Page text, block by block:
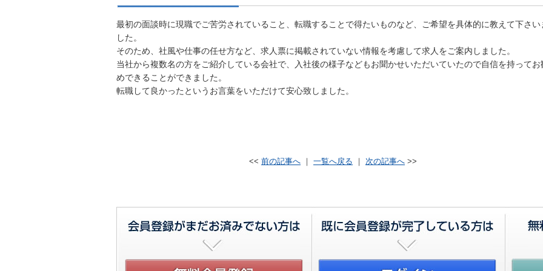
最初の面談時に現職でご苦労されていること、転職することで得たいものなど、ご希望を具体的に教えて下さい
した。
そのため、社風や仕事の任せ方など、求人票に掲載されていない情報を考慮して求人をご案内しました。
当社から複数名の方をご紹介している会社で、入社後の様子などもお聞かせいただいていたので自信を持ってお
めできることができました。
転職して良かったというお言葉をいただけて安心致しました。
<< 前の記事へ ｜ 一覧へ戻る ｜ 次の記事へ >>